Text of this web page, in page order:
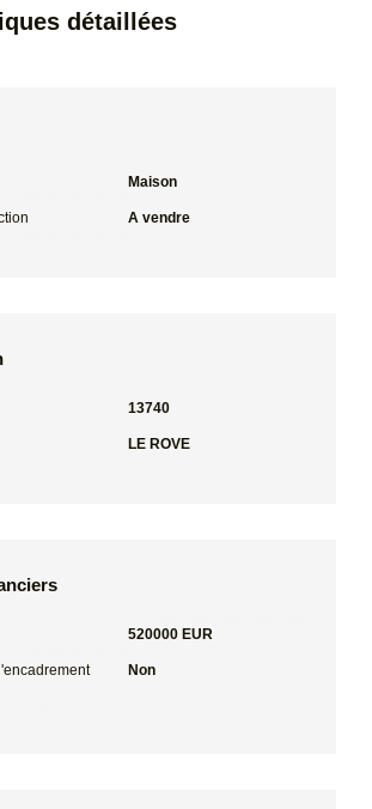
détaillées
Maison
A vendre
13740
LE ROVE
520000 EUR
Non